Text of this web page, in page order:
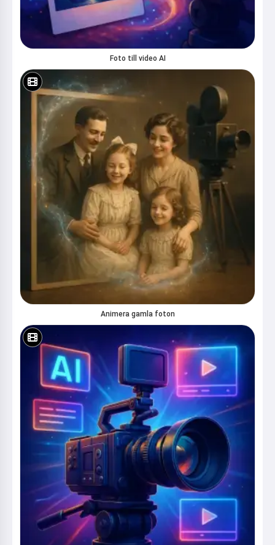
Foto till video AI
Animera gamla foton